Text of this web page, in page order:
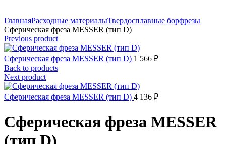
ГлавнаяРасходные материалыТвердосплавные борфрезы
Сферическая фреза MESSER (тип D)
Previous product
Сферическая фреза MESSER (тип D) 1 566 ₽
Back to products
Next product
Сферическая фреза MESSER (тип D) 4 136 ₽
Сферическая фреза MESSER